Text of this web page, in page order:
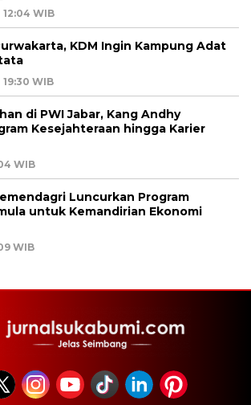
WIB
KDM Ingin Kampung Adat
WIB
di PWI Jabar, Kang Andhy
Kesejahteraan hingga Karier
WIB
Luncurkan Program
untuk Kemandirian Ekonomi
WIB